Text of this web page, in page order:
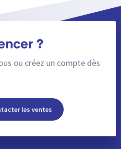
?
ou créez un compte dès
les ventes